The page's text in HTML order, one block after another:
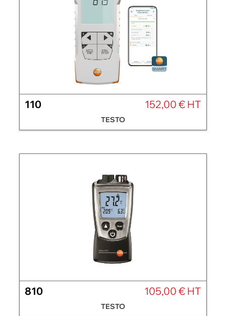
110 152,00 € HT
TESTO
810 105,00 € HT
TESTO